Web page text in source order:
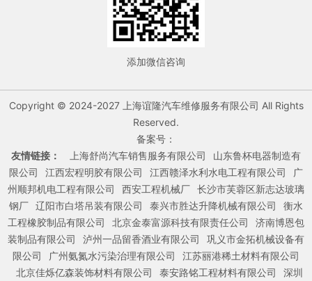
添加微信咨询
Copyright © 2024-2027 上海谊隆汽车维修服务有限公司 All Rights
Reserved.
备案号：
友情链接：
上海舒尚汽车销售服务有限公司
山东鲁杯电器制造有
限公司
江西宏程明胶有限公司 江西赣泽水利水电工程有限公司
广
州顺邦机电工程有限公司
西安工程机械厂 长沙市芙蓉区新志达玻璃
钢厂 辽阳市白塔吊装有限公司 泰兴市胜达升降机械有限公司
衡水
工程橡胶制品有限公司
北京金泰富源科技有限责任公司
济南博恩包
装制品有限公司
泸州一品留香酒业有限公司
巩义市金拓机械设备有
限公司
广州氨氮水污染治理有限公司
江苏丽港稀土材料有限公司
北京佳烁亿森装饰材料有限公司
泰安路铭工程材料有限公司 深圳